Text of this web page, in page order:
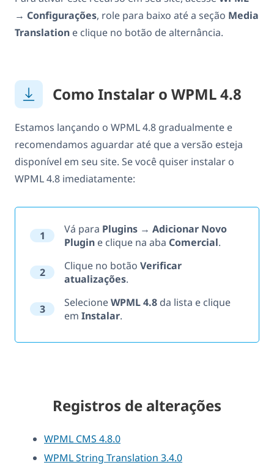
→ Configurações, role para baixo até a seção Media
Translation e clique no botão de alternância.
Como Instalar o WPML 4.8
Estamos lançando o WPML 4.8 gradualmente e
recomendamos aguardar até que a versão esteja
disponível em seu site. Se você quiser instalar o
WPML 4.8 imediatamente:
1 Vá para Plugins →Adicionar Novo
Plugin e clique na aba Comercial.
2 Clique no botãoVerificar
atualizações.
3 SelecioneWPML 4.8 da lista e clique
emInstalar.
Registros de alterações
WPML CMS 4.8.0
WPML String Translation 3.4.0